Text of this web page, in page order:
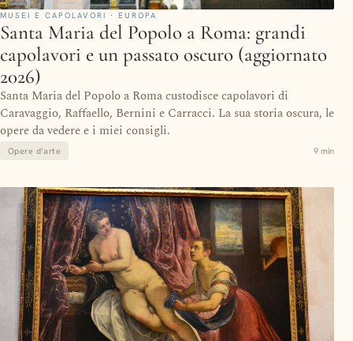
MUSEI E CAPOLAVORI · EUROPA
Santa Maria del Popolo a Roma: grandi
capolavori e un passato oscuro (aggiornato
2026)
Santa Maria del Popolo a Roma custodisce capolavori di
Caravaggio, Raffaello, Bernini e Carracci. La sua storia oscura, le
opere da vedere e i miei consigli.
Opere d’arte 9 min